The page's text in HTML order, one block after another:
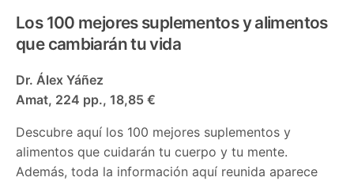
Los 100 mejores suplementos y alimentos
que cambiarán tu vida
Dr. Álex Yáñez
Amat, 224 pp., 18,85 €
Descubre aquí los 100 mejores suplementos y
alimentos que cuidarán tu cuerpo y tu mente.
Además, toda la información aquí reunida aparece